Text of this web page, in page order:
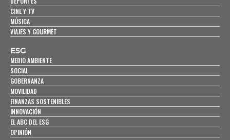
CINE Y TV
MÚSICA
VIAJES Y GOURMET
ESG
MEDIO AMBIENTE
SOCIAL
GOBERNANZA
MOVILIDAD
FINANZAS SOSTENIBLES
INNOVACIÓN
EL ABC DEL ESG
OPINIÓN